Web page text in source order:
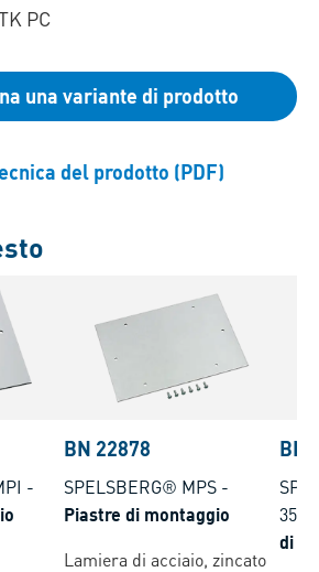
PC
una variante di prodotto
del prodotto (PDF)
-
BN 22878
SPELSBERG® MPS -
Piastre di montaggio
Lamiera di acciaio, zincato
BN
35
di